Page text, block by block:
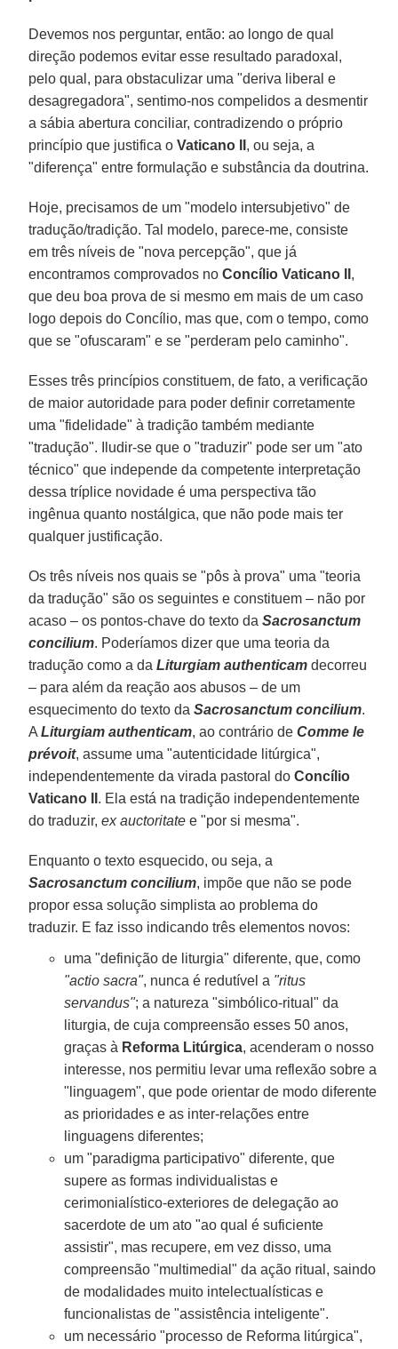
Devemos nos perguntar, então: ao longo de qual
direção podemos evitar esse resultado paradoxal,
pelo qual, para obstaculizar uma "deriva liberal e
desagregadora", sentimo-nos compelidos a desmentir
a sábia abertura conciliar, contradizendo o próprio
princípio que justifica oVaticano II , ou seja, a
"diferença" entre formulação e substância da doutrina.
Hoje, precisamos de um "modelo intersubjetivo" de
tradução/tradição. Tal modelo, parece-me, consiste
em três níveis de "nova percepção", que já
encontramos comprovados noConcílio Vaticano II ,
que deu boa prova de si mesmo em mais de um caso
logo depois do Concílio, mas que, com o tempo, como
que se "ofuscaram" e se "perderam pelo caminho".
Esses três princípios constituem, de fato, a verificação
de maior autoridade para poder definir corretamente
uma "fidelidade" à tradição também mediante
"tradução". Iludir-se que o "traduzir" pode ser um "ato
técnico" que independe da competente interpretação
dessa tríplice novidade é uma perspectiva tão
ingênua quanto nostálgica, que não pode mais ter
qualquer justificação.
Os três níveis nos quais se "pôs à prova" uma "teoria
da tradução" são os seguintes e constituem – não por
acaso – os pontos-chave do texto daSacrosanctum
concilium. Poderíamos dizer que uma teoria da
tradução como a daLiturgiam authenticam decorreu
– para além da reação aos abusos – de um
esquecimento do texto daSacrosanctum concilium.
ALiturgiam authenticam, ao contrário deComme le
prévoit, assume uma "autenticidade litúrgica",
independentemente da virada pastoral doConcílio
Vaticano II . Ela está na tradição independentemente
do traduzir,ex auctoritate e "por si mesma".
Enquanto o texto esquecido, ou seja, a
Sacrosanctum concilium, impõe que não se pode
propor essa solução simplista ao problema do
traduzir. E faz isso indicando três elementos novos:
uma "definição de liturgia" diferente, que, como
"actio sacra", nunca é redutível a "ritus
servandus"; a natureza "simbólico-ritual" da
liturgia, de cuja compreensão esses 50 anos,
graças à Reforma Litúrgica, acenderam o nosso
interesse, nos permitiu levar uma reflexão sobre a
"linguagem", que pode orientar de modo diferente
as prioridades e as inter-relações entre
linguagens diferentes;
um "paradigma participativo" diferente, que
supere as formas individualistas e
cerimonialístico-exteriores de delegação ao
sacerdote de um ato "ao qual é suficiente
assistir", mas recupere, em vez disso, uma
compreensão "multimedial" da ação ritual, saindo
de modalidades muito intelectualísticas e
funcionalistas de "assistência inteligente".
um necessário "processo de Reforma litúrgica",